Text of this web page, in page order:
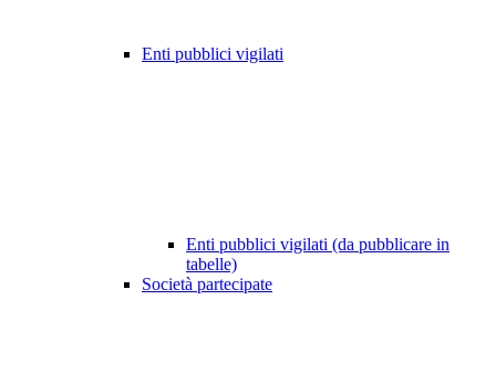
Enti pubblici vigilati
Enti pubblici vigilati (da pubblicare in
tabelle)
Società partecipate